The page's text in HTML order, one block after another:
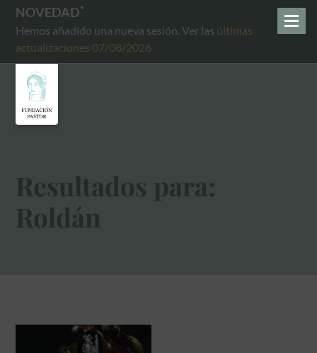
NOVEDAD
Hemos añadido una nueva sesión. Ver las últimas
actualizaciones 07/08/2026
Resultados para:
Roldán